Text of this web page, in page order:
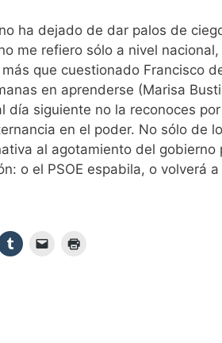
ha dejado de dar palos de
me refiero sólo a nivel
que cuestionado Francisco
en aprenderse (Marisa
día siguiente no la reconoces
en el poder. No sólo de
al agotamiento del
o el PSOE espabila, o volverá